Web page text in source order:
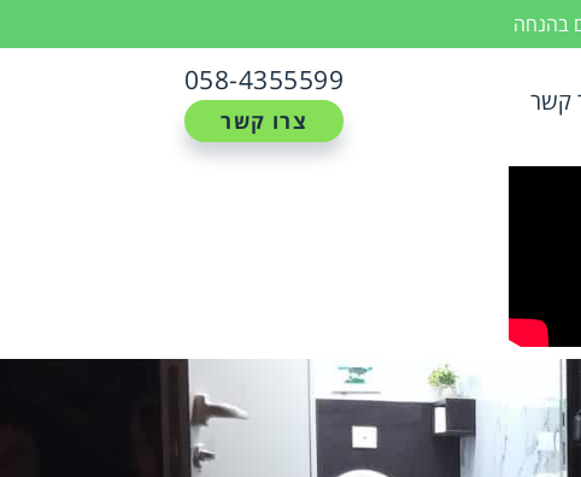
בהנחה
קשר
058-4355599
צרו קשר